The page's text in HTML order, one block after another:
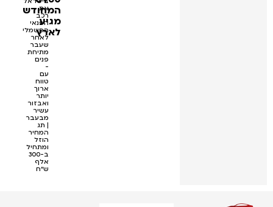
המחודש
מגיע
לארץ
את
רכב
הפנאי
החשמלי
לאחר
שעבר
מתיחת
פנים
עם
טווח
ארוך
יותר
ואבזור
עשיר
מבעבר
| תג
המחיר
הוזל
ומתחיל
ב-300
אלף
ש''ח